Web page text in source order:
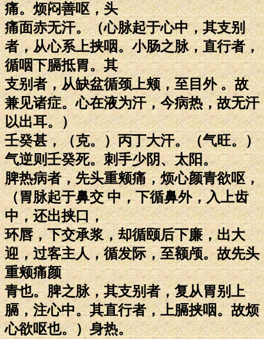
痛。烦闷善呕，头
痛面赤无汗。（心脉起于心中，其支别
者，从心系上挟咽。小肠之脉，直行者，
循咽下膈抵胃。其
支别者，从缺盆循颈上颊，至目外 。故
兼见诸症。心在液为汗，今病热，故无汗
以出耳。）
壬癸甚，（克。）丙丁大汗。（气旺。）
气逆则壬癸死。刺手少阴、太阳。
脾热病者，先头重颊痛，烦心颜青欲呕，
（胃脉起于鼻交 中，下循鼻外，入上齿
中，还出挟口，
环唇，下交承浆，却循颐后下廉，出大
迎，过客主人，循发际，至额颅。故先头
重颊痛颜
青也。脾之脉，其支别者，复从胃别上
膈，注心中。其直行者，上膈挟咽。故烦
心欲呕也。）身热。